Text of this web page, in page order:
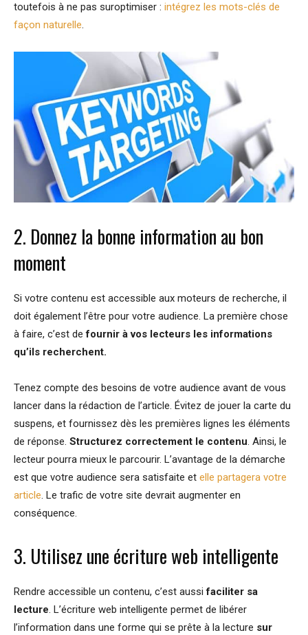
toutefois à ne pas suroptimiser : intégrez les mots-clés de
façon naturelle.
2. Donnez la bonne information au bon
moment
Si votre contenu est accessible aux moteurs de recherche, il
doit également l’être pour votre audience. La première chose
à faire, c’est defournir à vos lecteurs les informations
qu’ils recherchent.
Tenez compte des besoins de votre audience avant de vous
lancer dans la rédaction de l’article. Évitez de jouer la carte du
suspens, et fournissez dès les premières lignes les éléments
de réponse. Structurez correctement le contenu. Ainsi, le
lecteur pourra mieux le parcourir. L’avantage de la démarche
est que votre audience sera satisfaite et elle partagera votre
article. Le trafic de votre site devrait augmenter en
conséquence.
3. Utilisez une écriture web intelligente
Rendre accessible un contenu, c’est aussifaciliter sa
lecture. L’écriture web intelligente permet de libérer
l’information dans une forme qui se prête à la lecture sur